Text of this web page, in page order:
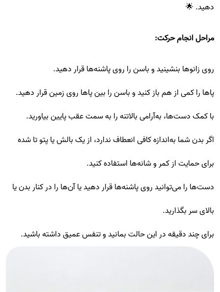
دهید. 🌟
مراحل انجام حرکت:
روی زانوها بنشینید و باسن را روی پاشنه‌ها قرار دهید.
پاها را کمی از هم باز کنید و باسن را بین پاها روی زمین قرار دهید.
با کمک دست‌ها، به‌آرامی بالاتنه را به سمت عقب پایین بیاورید.
اگر بدن شما به‌اندازه کافی انعطاف ندارد، از یک بالش یا پتو تا شده
برای حمایت از کمر و شانه‌ها استفاده کنید.
دست‌ها را می‌توانید روی پاشنه‌ها قرار دهید یا آن‌ها را در کنار بدن یا
بالای سر بگذارید.
برای چند دقیقه در این حالت بمانید و تنفس عمیق داشته باشید.